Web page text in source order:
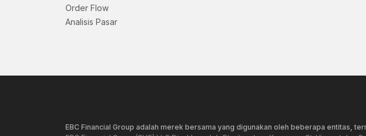
Order Flow
Analisis Pasar
EBC Financial Group adalah merek bersama yang digunakan oleh beberapa entitas,